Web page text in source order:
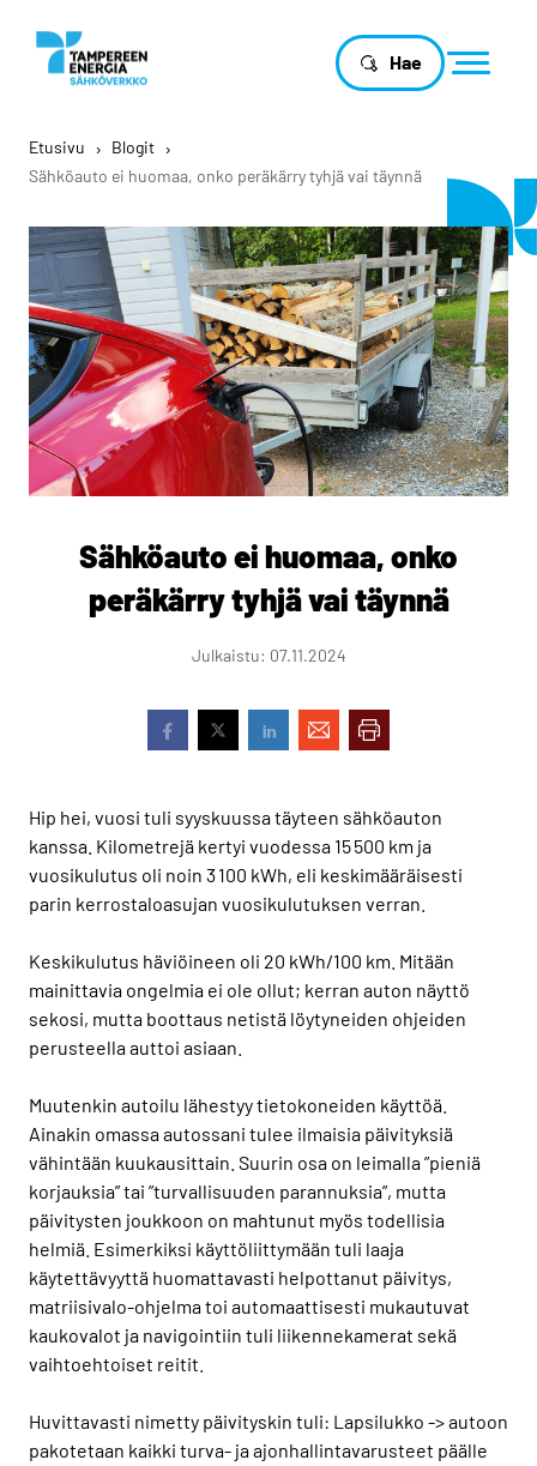
Hae
Etusivu › Blogit ›
Sähköauto ei huomaa, onko peräkärry tyhjä vai täynnä
Sähköauto ei huomaa, onko
peräkärry tyhjä vai täynnä
Julkaistu: 07.11.2024
Hip hei, vuosi tuli syyskuussa täyteen sähköauton
kanssa. Kilometrejä kertyi vuodessa 15 500 km ja
vuosikulutus oli noin 3 100 kWh, eli keskimääräisesti
parin kerrostaloasujan vuosikulutuksen verran.
Keskikulutus häviöineen oli 20 kWh/100 km. Mitään
mainittavia ongelmia ei ole ollut; kerran auton näyttö
sekosi, mutta boottaus netistä löytyneiden ohjeiden
perusteella auttoi asiaan.
Muutenkin autoilu lähestyy tietokoneiden käyttöä.
Ainakin omassa autossani tulee ilmaisia päivityksiä
vähintään kuukausittain. Suurin osa on leimalla ”pieniä
korjauksia” tai ”turvallisuuden parannuksia”, mutta
päivitysten joukkoon on mahtunut myös todellisia
helmiä. Esimerkiksi käyttöliittymään tuli laaja
käytettävyyttä huomattavasti helpottanut päivitys,
matriisivalo-ohjelma toi automaattisesti mukautuvat
kaukovalot ja navigointiin tuli liikennekamerat sekä
vaihtoehtoiset reitit.
Huvittavasti nimetty päivityskin tuli: Lapsilukko -> autoon
pakotetaan kaikki turva- ja ajonhallintavarusteet päälle